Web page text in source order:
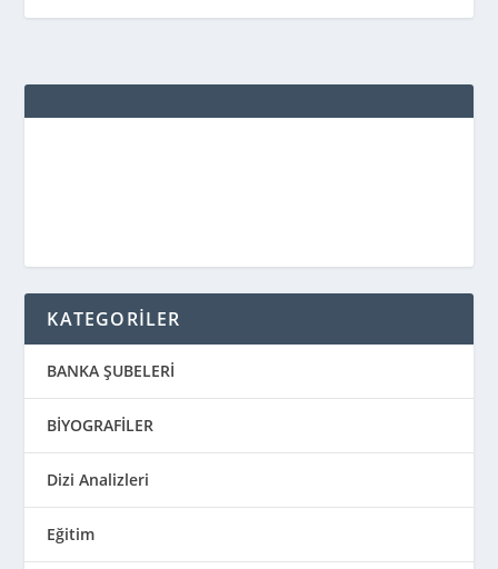
KATEGORİLER
BANKA ŞUBELERİ
BİYOGRAFİLER
Dizi Analizleri
Eğitim